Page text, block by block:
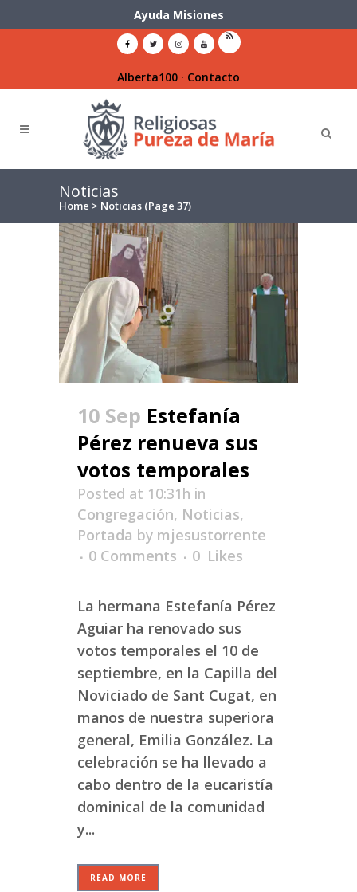
Ayuda Misiones
Alberta100 · Contacto
Noticias
Home > Noticias (Page 37)
10 Sep Estefanía
Pérez renueva sus
votos temporales
Posted at 10:31h in
Congregación, Noticias,
Portada by mjesustorrente
0 Comments
0 Likes
La hermana Estefanía Pérez
Aguiar ha renovado sus
votos temporales el 10 de
septiembre, en la Capilla del
Noviciado de Sant Cugat, en
manos de nuestra superiora
general, Emilia González. La
celebración se ha llevado a
cabo dentro de la eucaristía
dominical de la comunidad
y...
READ MORE